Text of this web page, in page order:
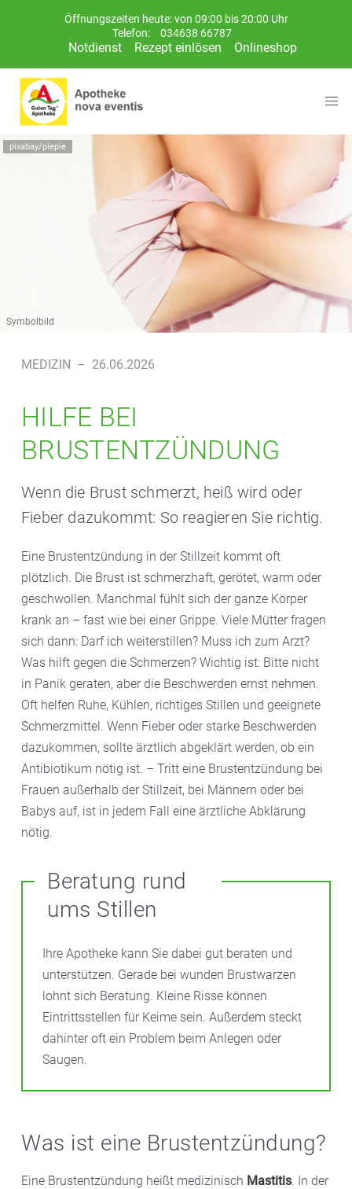
Öffnungszeiten heute: von 09:00 bis 20:00 Uhr
Telefon:
034638 66787
Notdienst Rezept einlösen Onlineshop
pixabay/piepie
Symbolbild
MEDIZIN – 26.06.2026
HILFE BEI
BRUSTENTZÜNDUNG
Wenn die Brust schmerzt, heiß wird oder
Fieber dazukommt: So reagieren Sie richtig.
Eine Brustentzündung in der Stillzeit kommt oft
plötzlich. Die Brust ist schmerzhaft, gerötet, warm oder
geschwollen. Manchmal fühlt sich der ganze Körper
krank an – fast wie bei einer Grippe. Viele Mütter fragen
sich dann: Darf ich weiterstillen? Muss ich zum Arzt?
Was hilft gegen die Schmerzen? Wichtig ist: Bitte nicht
in Panik geraten, aber die Beschwerden ernst nehmen.
Oft helfen Ruhe, Kühlen, richtiges Stillen und geeignete
Schmerzmittel. Wenn Fieber oder starke Beschwerden
dazukommen, sollte ärztlich abgeklärt werden, ob ein
Antibiotikum nötig ist. – Tritt eine Brustentzündung bei
Frauen außerhalb der Stillzeit, bei Männern oder bei
Babys auf, ist in jedem Fall eine ärztliche Abklärung
nötig.
Beratung rund
ums Stillen
Ihre Apotheke kann Sie dabei gut beraten und
unterstützen. Gerade bei wunden Brustwarzen
lohnt sich Beratung. Kleine Risse können
Eintrittsstellen für Keime sein. Außerdem steckt
dahinter oft ein Problem beim Anlegen oder
Saugen.
Was ist eine Brustentzündung?
Eine Brustentzündung heißt medizinisch Mastitis. In der